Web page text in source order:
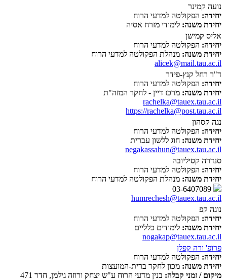
נועה קמינר
יחידה: הפקולטה למדעי הרוח
יחידת משנה: לימודי מזרח אסיה
אליס קמישן
יחידה: הפקולטה למדעי הרוח
יחידת משנה: מנהלת הפקולטה למדעי הרוח
alicek@mail.tau.ac.il
ד"ר רחל קנץ-פידר
יחידה: הפקולטה למדעי הרוח
יחידת משנה: מרכז דיין - לחקר המזה"ת
rachelka@tauex.tau.ac.il
https://rachelka@post.tau.ac.il
נגה קסהון
יחידה: הפקולטה למדעי הרוח
יחידת משנה: חוג ללשון עברית
negakassahun@tauex.tau.ac.il
סנדרה קסיליובה
יחידה: הפקולטה למדעי הרוח
יחידת משנה: מנהלת הפקולטה למדעי הרוח
humrechesh@tauex.tau.ac.il
נוגה קפ
יחידה: הפקולטה למדעי הרוח
יחידת משנה: לימודים כלליים
nogakap@tauex.tau.ac.il
פרופ' ורה קפלן
יחידה: הפקולטה למדעי הרוח
יחידת משנה: מכון לחקר ברית-המועצות
מיקום / זמני קבלה: בנין מדעי הרוח ע"ש יצחק ורוזה גילמן, חדר 471